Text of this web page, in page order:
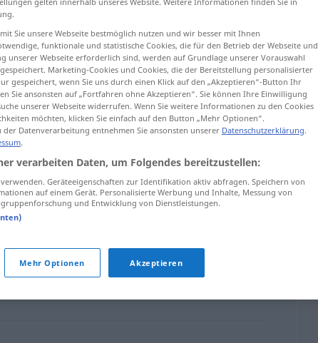
okomplicerad
okomplicerad
Sie unsere Webseite bestmöglich nutzen und wir besser mit Ihnen
funktionale und statistische Cookies, die für den Betrieb der Webseite und
unserer Webseite erforderlich sind, werden auf Grundlage unserer Vorauswahl
Marketing-Cookies und Cookies, die der Bereitstellung personalisierter
gespeichert, wenn Sie uns durch einen Klick auf den „Akzeptieren“-Button Ihr
Sie ansonsten auf „Fortfahren ohne Akzeptieren“. Sie können Ihre Einwilligung
unserer Webseite widerrufen. Wenn Sie weitere Informationen zu den Cookies
möchten, klicken Sie einfach auf den Button „Mehr Optionen“.
der Datenverarbeitung entnehmen Sie ansonsten unserer Datenschutzerklärung.
.
verarbeiten Daten, um Folgendes bereitzustellen:
Geräteeigenschaften zur Identifikation aktiv abfragen. Speichern von
auf einem Gerät. Personalisierte Werbung und Inhalte, Messung von
und Entwicklung von Dienstleistungen.
Mehr Optionen Akzeptieren